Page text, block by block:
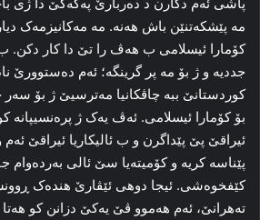
مه‌ پێشکه‌تنێن باش هه‌نه‌. مه‌ مه‌کانیزمه‌ک
کۆمارا ئیسلامی ب هه‌ڤ را تێ دا کار دکن.
جددیە و ژ بۆ مه‌ پر گرینگه‌؛ ئه‌م ده‌ستوورێ
کوردستانێ ببه‌ چاڤکانیا مه‌ترسیێ ژ بۆ سەر
بۆ کۆمارا ئیسلامی. ئه‌ڤ یه‌ک ژ پره‌نسیپانه‌
ئیراقێ پێ پێداگرن و ب ئالیکاریا ئیراقێ
پێناسه‌ کریه‌ و کۆمیته‌یا سێ ئالی به‌رده‌وام
کێفخوه‌شی. ئیجا دوهی ئێڤارێ هندەک
ته‌هرانێ، ئه‌م هه‌موو ڤێ یه‌کێ دزانن کو هه‌تا